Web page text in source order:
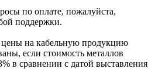
по оплате, пожалуйста,
поддержки.
на кабельную продукцию
если стоимость металлов
в сравнении с датой выставления